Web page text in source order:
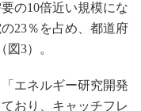
の10倍近い規模にな
23％を占め、都道府
3）。
エネルギー研究開発
おり、キャッチフレ